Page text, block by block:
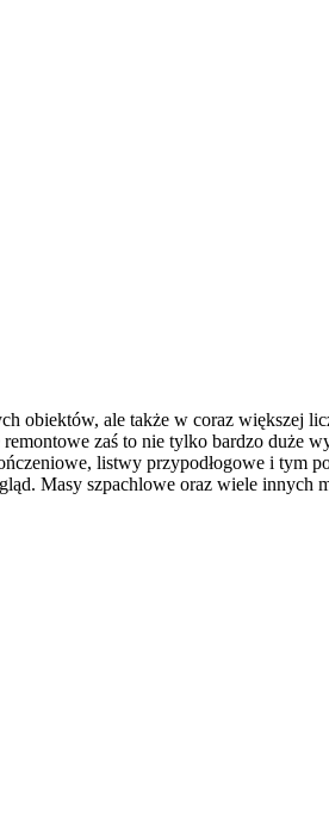
obiektów, ale także w coraz większej
zaś to nie tylko bardzo duże
listwy przypodłogowe i tym
Masy szpachlowe oraz wiele innych